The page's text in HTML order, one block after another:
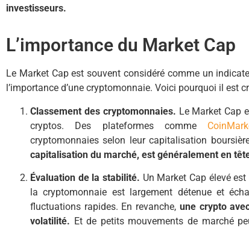
investisseurs.
L’importance du Market Cap
Le Market Cap est souvent considéré comme un
l’importance d’une cryptomonnaie. Voici pourquoi il est
Classement des cryptomonnaies. Le Market Cap
cryptos. Des plateformes comme
cryptomonnaies selon leur capitalisation
capitalisation du marché, est généralement en
Évaluation de la stabilité. Un Market Cap élevé
la cryptomonnaie est largement détenue et
fluctuations rapides. En revanche, une crypto
volatilité. Et de petits mouvements de marché